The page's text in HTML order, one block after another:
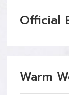
Official
Warm